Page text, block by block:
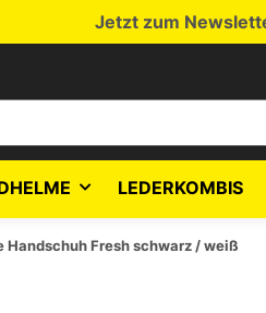
Jetzt zum
LEDERKOMBIS
Handschuh Fresh schwarz / weiß